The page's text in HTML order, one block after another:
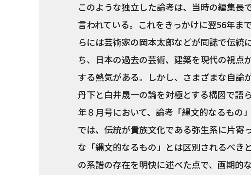
このような独立した論考は、当時の編集長
言われている。これをきっかけに翌56年ま
らには芸術家の岡本太郎などが同誌で伝統
ち、日本の過去の芸術、建築を現代の視点
する熱気がある。しかし、さまざまな自論
丹下と白井晟一の論を対極とする構図で語
年８月号において、論考「縄文的なるもの
では、伝統が貴族文化である弥生系に片寄
な「縄文的なるもの」とは区別されるべき
の系譜の存在を明快に述べた点で、画期的